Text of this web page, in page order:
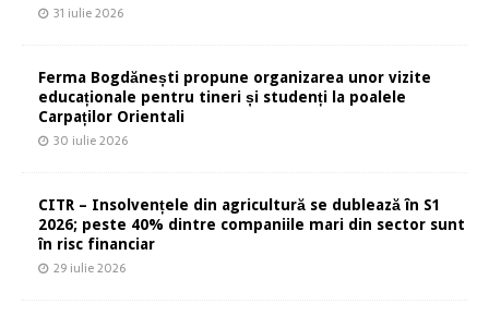
31 iulie 2026
Ferma Bogdănești propune organizarea unor vizite
educaționale pentru tineri și studenți la poalele
Carpaților Orientali
30 iulie 2026
CITR – Insolvențele din agricultură se dublează în S1
2026; peste 40% dintre companiile mari din sector sunt
în risc financiar
29 iulie 2026